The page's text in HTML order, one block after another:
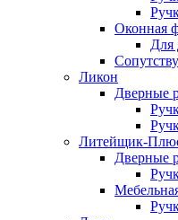
Оконная
Для
Ликон
Дверные
Литейщик-
Дверные